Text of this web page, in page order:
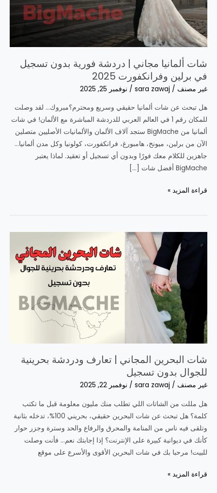
شات ألمانيا مجاني | دردشة فورية بدون تسجيل
في برلين وفرانكفورت 2025
غير مصنف /
sara zawaj
/ نوفمبر 25, 2025
هل تبحث عن شات ألمانيا حقيقي وسريع ومحترم؟مبروك… لقد وصلت
للمكان رقم 1 في العالم العربي للدردشة المباشرة مع الألمان! في شات
ألمانيا من BigMache ستجد آلاف الألمان والألمانيات الأصليين متصلين
الآن من برلين، ميونخ، هامبورغ، فرانكفورت، كولونيا وكل مدن ألمانيا…
جاهزين للكلام معك فورًا وبدون أي تسجيل أو تعقيد. لماذا يعتبر
BigMache أفضل شات […]
شات
مجاني
وفرانكفورت
2025
قراءة المزيد »
شات البحرين المجاني | تعارف ودردشة بحرينية
للجوال بدون تسجيل
غير مصنف /
sara zawaj
/ نوفمبر 22, 2025
هل مللت من الشاتات اللي تطلب منك مليون معلومة قبل ما تكتب
كلمة؟ هل تبحث عن شات البحرين حقيقي، بحريني 100%، تدخله بثانية
وتلقى فيه ناس من المنامة والمحرق والرفاع والحد وسترة وجزر حوار
كأنك في ديوانية كبيرة على الإنترنت؟ إذا إجابتك نعم… فأنت وصلت
للبيت! مرحبا بك في شات البحرين الأقوى والأسرع على موقع
شات
قراءة المزيد »